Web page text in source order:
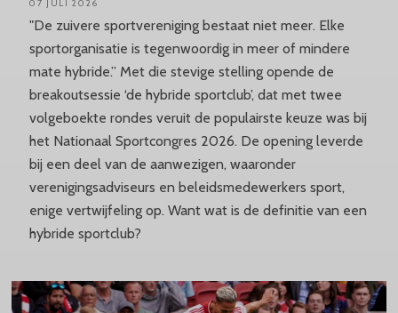
"De zuivere sportvereniging bestaat niet meer. Elke
sportorganisatie is tegenwoordig in meer of mindere
mate hybride.” Met die stevige stelling opende de
breakoutsessie ‘de hybride sportclub’, dat met twee
volgeboekte rondes veruit de populairste keuze was bij
het Nationaal Sportcongres 2026. De opening leverde
bij een deel van de aanwezigen, waaronder
verenigingsadviseurs en beleidsmedewerkers sport,
enige vertwijfeling op. Want wat is de definitie van een
hybride sportclub?
07 JULI 2026